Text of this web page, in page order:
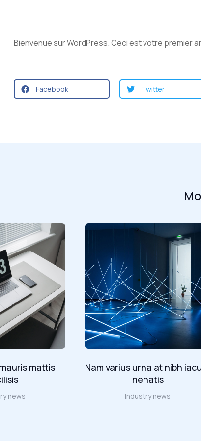
Bienvenue sur WordPress. Ceci est votre premier
Facebook Twitter
mattis
news
Nam varius urna at nibh
nenatis
Industry news